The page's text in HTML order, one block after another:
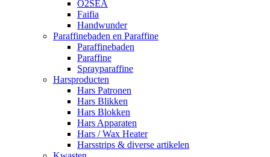
O2SEA
Faifia
Handwunder
Paraffinebaden en Paraffine
Paraffinebaden
Paraffine
Sprayparaffine
Harsproducten
Hars Patronen
Hars Blikken
Hars Blokken
Hars Apparaten
Hars / Wax Heater
Harsstrips & diverse artikelen